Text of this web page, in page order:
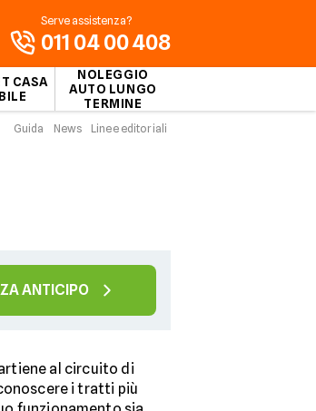
CASA
NOLEGGIO
AUTO LUNGO
TERMINE
Serve assistenza?
011 04 00 408
Guida News Linee editoriali
ANTICIPO
al circuito di
i tratti più